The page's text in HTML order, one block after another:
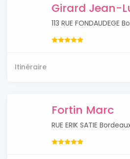
Girard Jean-
113 RUE FONDAUDEGE
Itinéraire
Fortin Marc
RUE ERIK SATIE